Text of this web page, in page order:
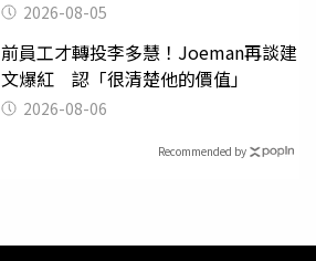
2026-08-05
前員工才轉投李多慧！Joeman再談建
文爆紅 認「很清楚他的價值」
2026-08-06
Recommended by